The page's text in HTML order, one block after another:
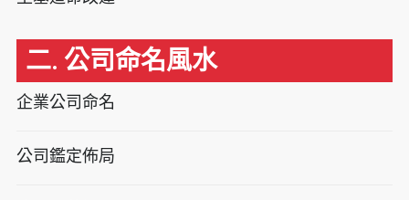
二. 公司命名風水
企業公司命名
公司鑑定佈局